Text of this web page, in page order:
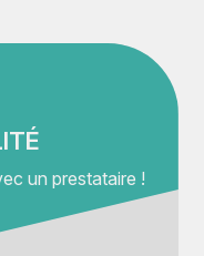
un prestataire !